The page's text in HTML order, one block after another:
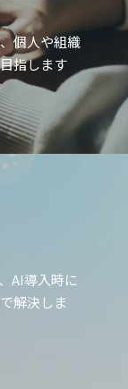
個人や組織
指します
AI導入時に
解決しま